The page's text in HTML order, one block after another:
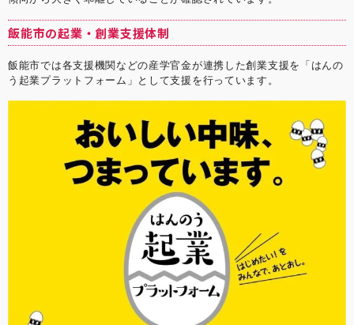
飯能市の起業・創業支援体制
飯能市では各支援機関などの産学官金が連携した創業支援を「はんの
う起業プラットフォーム」として支援を行っています。